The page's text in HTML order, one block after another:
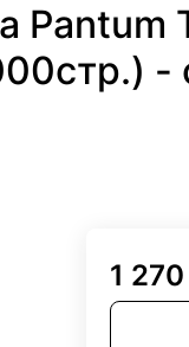
Pantum
-
1